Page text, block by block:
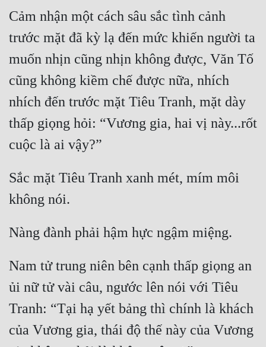
Cảm nhận một cách sâu sắc tình cảnh
trước mặt đã kỳ lạ đến mức khiến người ta
muốn nhịn cũng nhịn không được, Văn Tố
cũng không kiềm chế được nữa, nhích
nhích đến trước mặt Tiêu Tranh, mặt dày
thấp giọng hỏi: “Vương gia, hai vị này...rốt
Sắc mặt Tiêu Tranh xanh mét, mím môi
Nam tử trung niên bên cạnh thấp giọng an
ủi nữ tử vài câu, ngước lên nói với Tiêu
Tranh: “Tại hạ yết bảng thì chính là khách
của Vương gia, thái độ thế này của Vương